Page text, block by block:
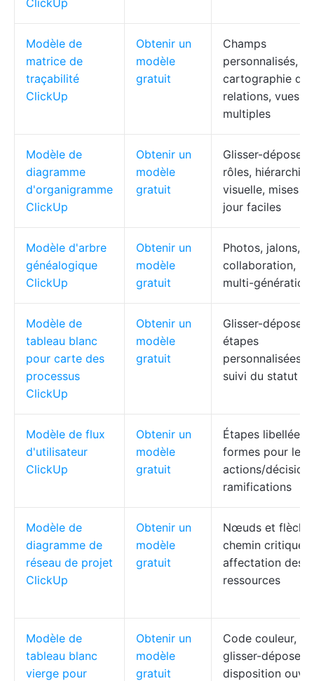
ClickUp
Modèle de
matrice de
traçabilité
ClickUp
Obtenir un
modèle
gratuit
Champs
personnalisés,
cartographie des
relations, vues
multiples
Modèle de
diagramme
d'organigramme
ClickUp
Obtenir un
modèle
gratuit
Glisser-déposer
rôles, hiérarchie
visuelle, mises à
jour faciles
Modèle d'arbre
généalogique
ClickUp
Obtenir un
modèle
gratuit
Photos, jalons,
collaboration,
multi-
Modèle de
tableau blanc
pour carte des
processus
ClickUp
Obtenir un
modèle
gratuit
Glisser-déposer,
étapes
personnalisées,
suivi du statut
Modèle de flux
d'utilisateur
ClickUp
Obtenir un
modèle
gratuit
Étapes libellées,
formes pour les
actions/
ramifications
Modèle de
diagramme de
réseau de projet
ClickUp
Obtenir un
modèle
gratuit
Nœuds et
chemin critique,
affectation des
ressources
Modèle de
tableau blanc
vierge pour
Obtenir un
modèle
gratuit
Code couleur,
glisser-déposer,
disposition